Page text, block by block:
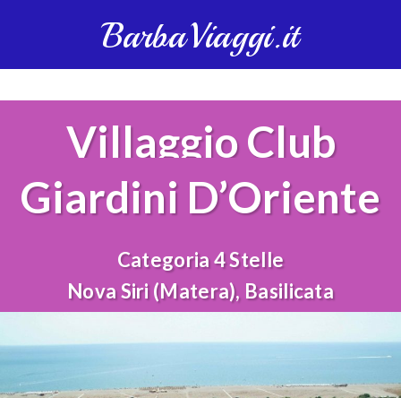
BarbaViaggi.it
Villaggio Club
Giardini D’Oriente
Categoria 4 Stelle
Nova Siri (Matera), Basilicata